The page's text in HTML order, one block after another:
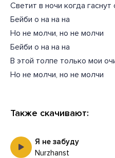
Светит в ночи когда гаснут
Бейби о на на на
Но не молчи, но не молчи
Бейби о на на на
В этой толпе только мои
Но не молчи, но не молчи
Также скачивают:
Я не забуду
Nurzhanst